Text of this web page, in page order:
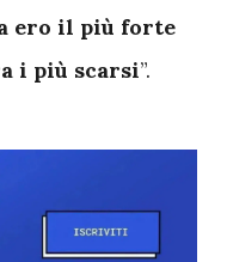
ero il più forte
i più scarsi”.